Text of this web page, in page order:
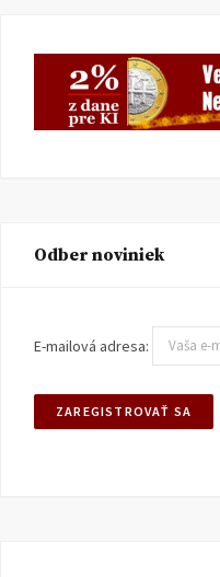
Odber noviniek
E-mailová adresa: